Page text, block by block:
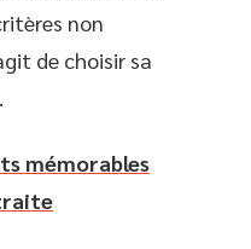
non
de choisir sa
mémorables